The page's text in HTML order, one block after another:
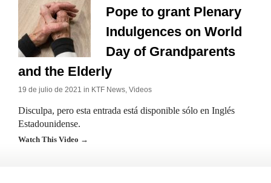
Pope to grant Plenary
Indulgences on World
Day of Grandparents
and the Elderly
19 de julio de 2021 in KTF News, Videos
Disculpa, pero esta entrada está disponible sólo en Inglés
Estadounidense.
Watch This Video →